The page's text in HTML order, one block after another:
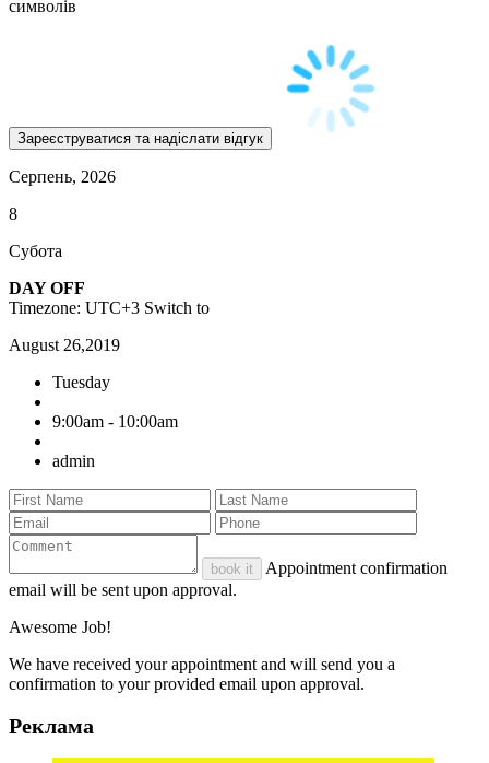
символів
Серпень, 2026
8
Субота
DAY OFF
Timezone: UTC+3 Switch to
August 26,2019
Tuesday
9:00am - 10:00am
admin
book it
Appointment confirmation
email will be sent upon approval.
Awesome Job!
We have received your appointment and will send you a
confirmation to your provided email upon approval.
Реклама